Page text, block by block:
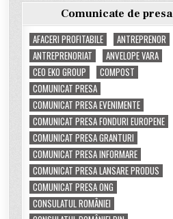
Comunicate de presa
AFACERI PROFITABILE
ANTREPRENOR
ANTREPRENORIAT
ANVELOPE VARA
CEO EKO GROUP
COMPOST
COMUNICAT PRESA
COMUNICAT PRESA EVENIMENTE
COMUNICAT PRESA FONDURI EUROPENE
COMUNICAT PRESA GRANTURI
COMUNICAT PRESA INFORMARE
COMUNICAT PRESA LANSARE PRODUS
COMUNICAT PRESA ONG
CONSULATUL ROMÂNIEI